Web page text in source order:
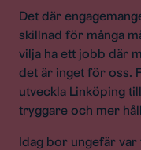
Det där
skillnad för många
vilja ha ett jobb där
det är inget för oss.
utveckla Linköping
tryggare och mer
Idag bor ungefär